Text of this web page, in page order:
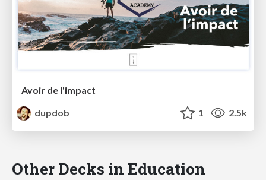
Avoir de l'impact
dupdob
1 2.5k
Other Decks in Education